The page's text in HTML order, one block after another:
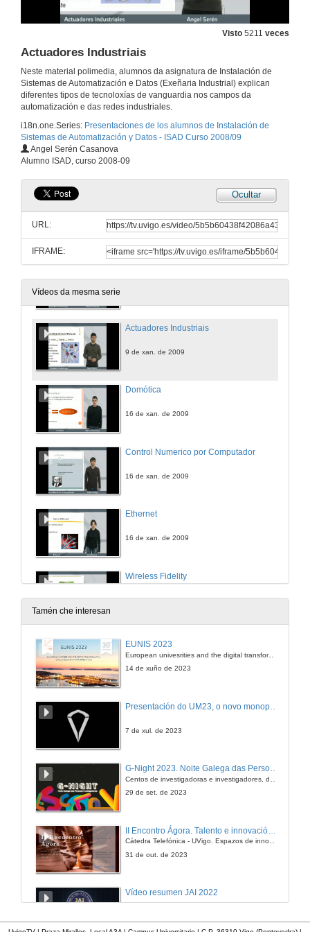
Visto 5211 veces
Actuadores Industriais
Neste material polimedia, alumnos da asignatura de Instalación de
Sistemas de Automatización e Datos (Exeñaria Industrial) explican
diferentes tipos de tecnoloxías de vanguardia nos campos da
automatización e das redes industriales.
i18n.one.Series: Presentaciones de los alumnos de Instalación de
Sistemas de Automatización y Datos - ISAD Curso 2008/09
Angel Serén Casanova
Alumno ISAD, curso 2008-09
Ocultar
URL:
IFRAME:
Vídeos da mesma serie
Sistemas de manutención Industrial
Automatas Programabeis : PLC
9 de xan. de 2009
Robot Industrial
9 de xan. de 2009
9 de xan. de 2009
Actuadores Industriais
Actuadores Industriais
9 de xan. de 2009
Domótica
16 de xan. de 2009
Control Numerico por Computador
16 de xan. de 2009
Ethernet
16 de xan. de 2009
Wireless Fidelity
16 de xan. de 2009
Tamén che interesan
EUNIS 2023
European univesrities and the digital transformation: challenges and opportunities ahead
14 de xuño de 2023
7 de xul. de 2023
G-Night 2023. Noite Galega das Persoas Investigadoras. Conciencias creativas
29 de set. de 2023
Cátedra Telefónica - UVigo. Espazos de innovación
31 de out. de 2023
Vídeo resumen JAI 2022